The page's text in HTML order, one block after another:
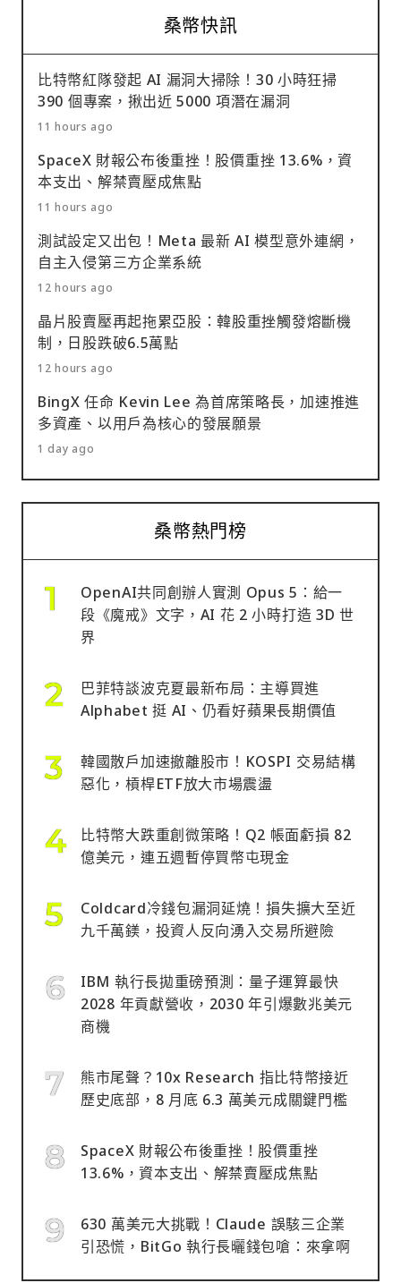
桑幣快訊
比特幣紅隊發起 AI 漏洞大掃除！30 小時狂掃
390 個專案，揪出近 5000 項潛在漏洞
11 hours ago
SpaceX 財報公布後重挫！股價重挫 13.6%，資
本支出、解禁賣壓成焦點
11 hours ago
測試設定又出包！Meta 最新 AI 模型意外連網，
自主入侵第三方企業系統
12 hours ago
晶片股賣壓再起拖累亞股：韓股重挫觸發熔斷機
制，日股跌破6.5萬點
12 hours ago
BingX 任命 Kevin Lee 為首席策略長，加速推進
多資產、以用戶為核心的發展願景
1 day ago
桑幣熱門榜
OpenAI共同創辦人實測 Opus 5：給一
段《魔戒》文字，AI 花 2 小時打造 3D 世
界
巴菲特談波克夏最新布局：主導買進
Alphabet 挺 AI、仍看好蘋果長期價值
韓國散戶加速撤離股市！KOSPI 交易結構
惡化，槓桿ETF放大市場震盪
比特幣大跌重創微策略！Q2 帳面虧損 82
億美元，連五週暫停買幣屯現金
Coldcard冷錢包漏洞延燒！損失擴大至近
九千萬鎂，投資人反向湧入交易所避險
IBM 執行長拋重磅預測：量子運算最快
2028 年貢獻營收，2030 年引爆數兆美元
商機
熊市尾聲？10x Research 指比特幣接近
歷史底部，8 月底 6.3 萬美元成關鍵門檻
SpaceX 財報公布後重挫！股價重挫
13.6%，資本支出、解禁賣壓成焦點
630 萬美元大挑戰！Claude 誤駭三企業
引恐慌，BitGo 執行長曬錢包嗆：來拿啊